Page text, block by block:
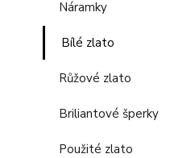
Náramky
Bílé zlato
Růžové zlato
Briliantové šperky
Použité zlato